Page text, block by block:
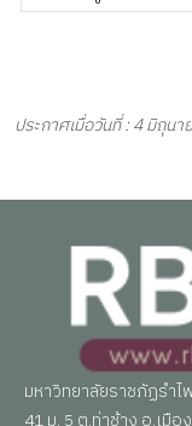
ประกาศเมื่อวันที่ : 4 มิถุน
มหาวิทยาลัยราชภัฏรำ
41 ม. 5 ต.ท่าช้าง อ.เมื